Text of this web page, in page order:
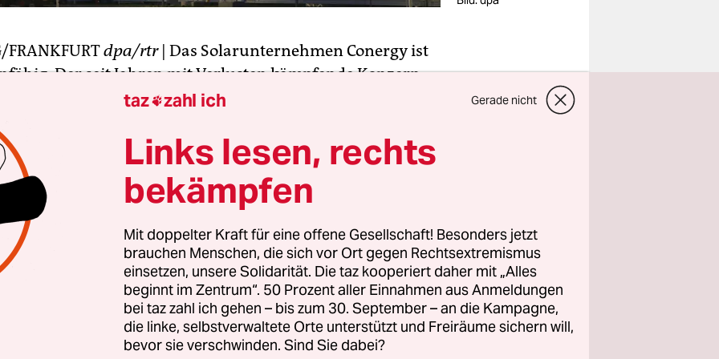
dpa/rtr| Das Solarunternehmen Conergy ist
Der seit Jahren mit Verlusten kämpfende Konzern
Juli beim Hamburger Amtsgericht einen Antrag auf
Insolvenzverfahrens. Betroffen sind alle wichtigen
Tochtergesellschaften mit insgesamt rund 800 der knapp
sagte eine Sprecherin.
zufolge hatte das Management die Nacht über
Banken um die Zukunft des Unternehmens gerungen.
scheiterte aber: Einer der zehn an den Gesprächen
habe seine Zustimmung verweigert, teilte
taz zahl ich Gerade nicht
Links lesen, rechts
bekämpfen
Mit doppelter Kraft für eine offene Gesellschaft! Besonders jetzt
brauchen Menschen, die sich vor Ort gegen Rechtsextremismus
einsetzen, unsere Solidarität. Die taz kooperiert daher mit „Alles
beginnt im Zentrum“. 50 Prozent aller Einnahmen aus Anmeldungen
bei taz zahl ich gehen – bis zum 30. September – an die Kampagne,
die linke, selbstverwaltete Orte unterstützt und Freiräume sichern will,
bevor sie verschwinden. Sind Sie dabei?